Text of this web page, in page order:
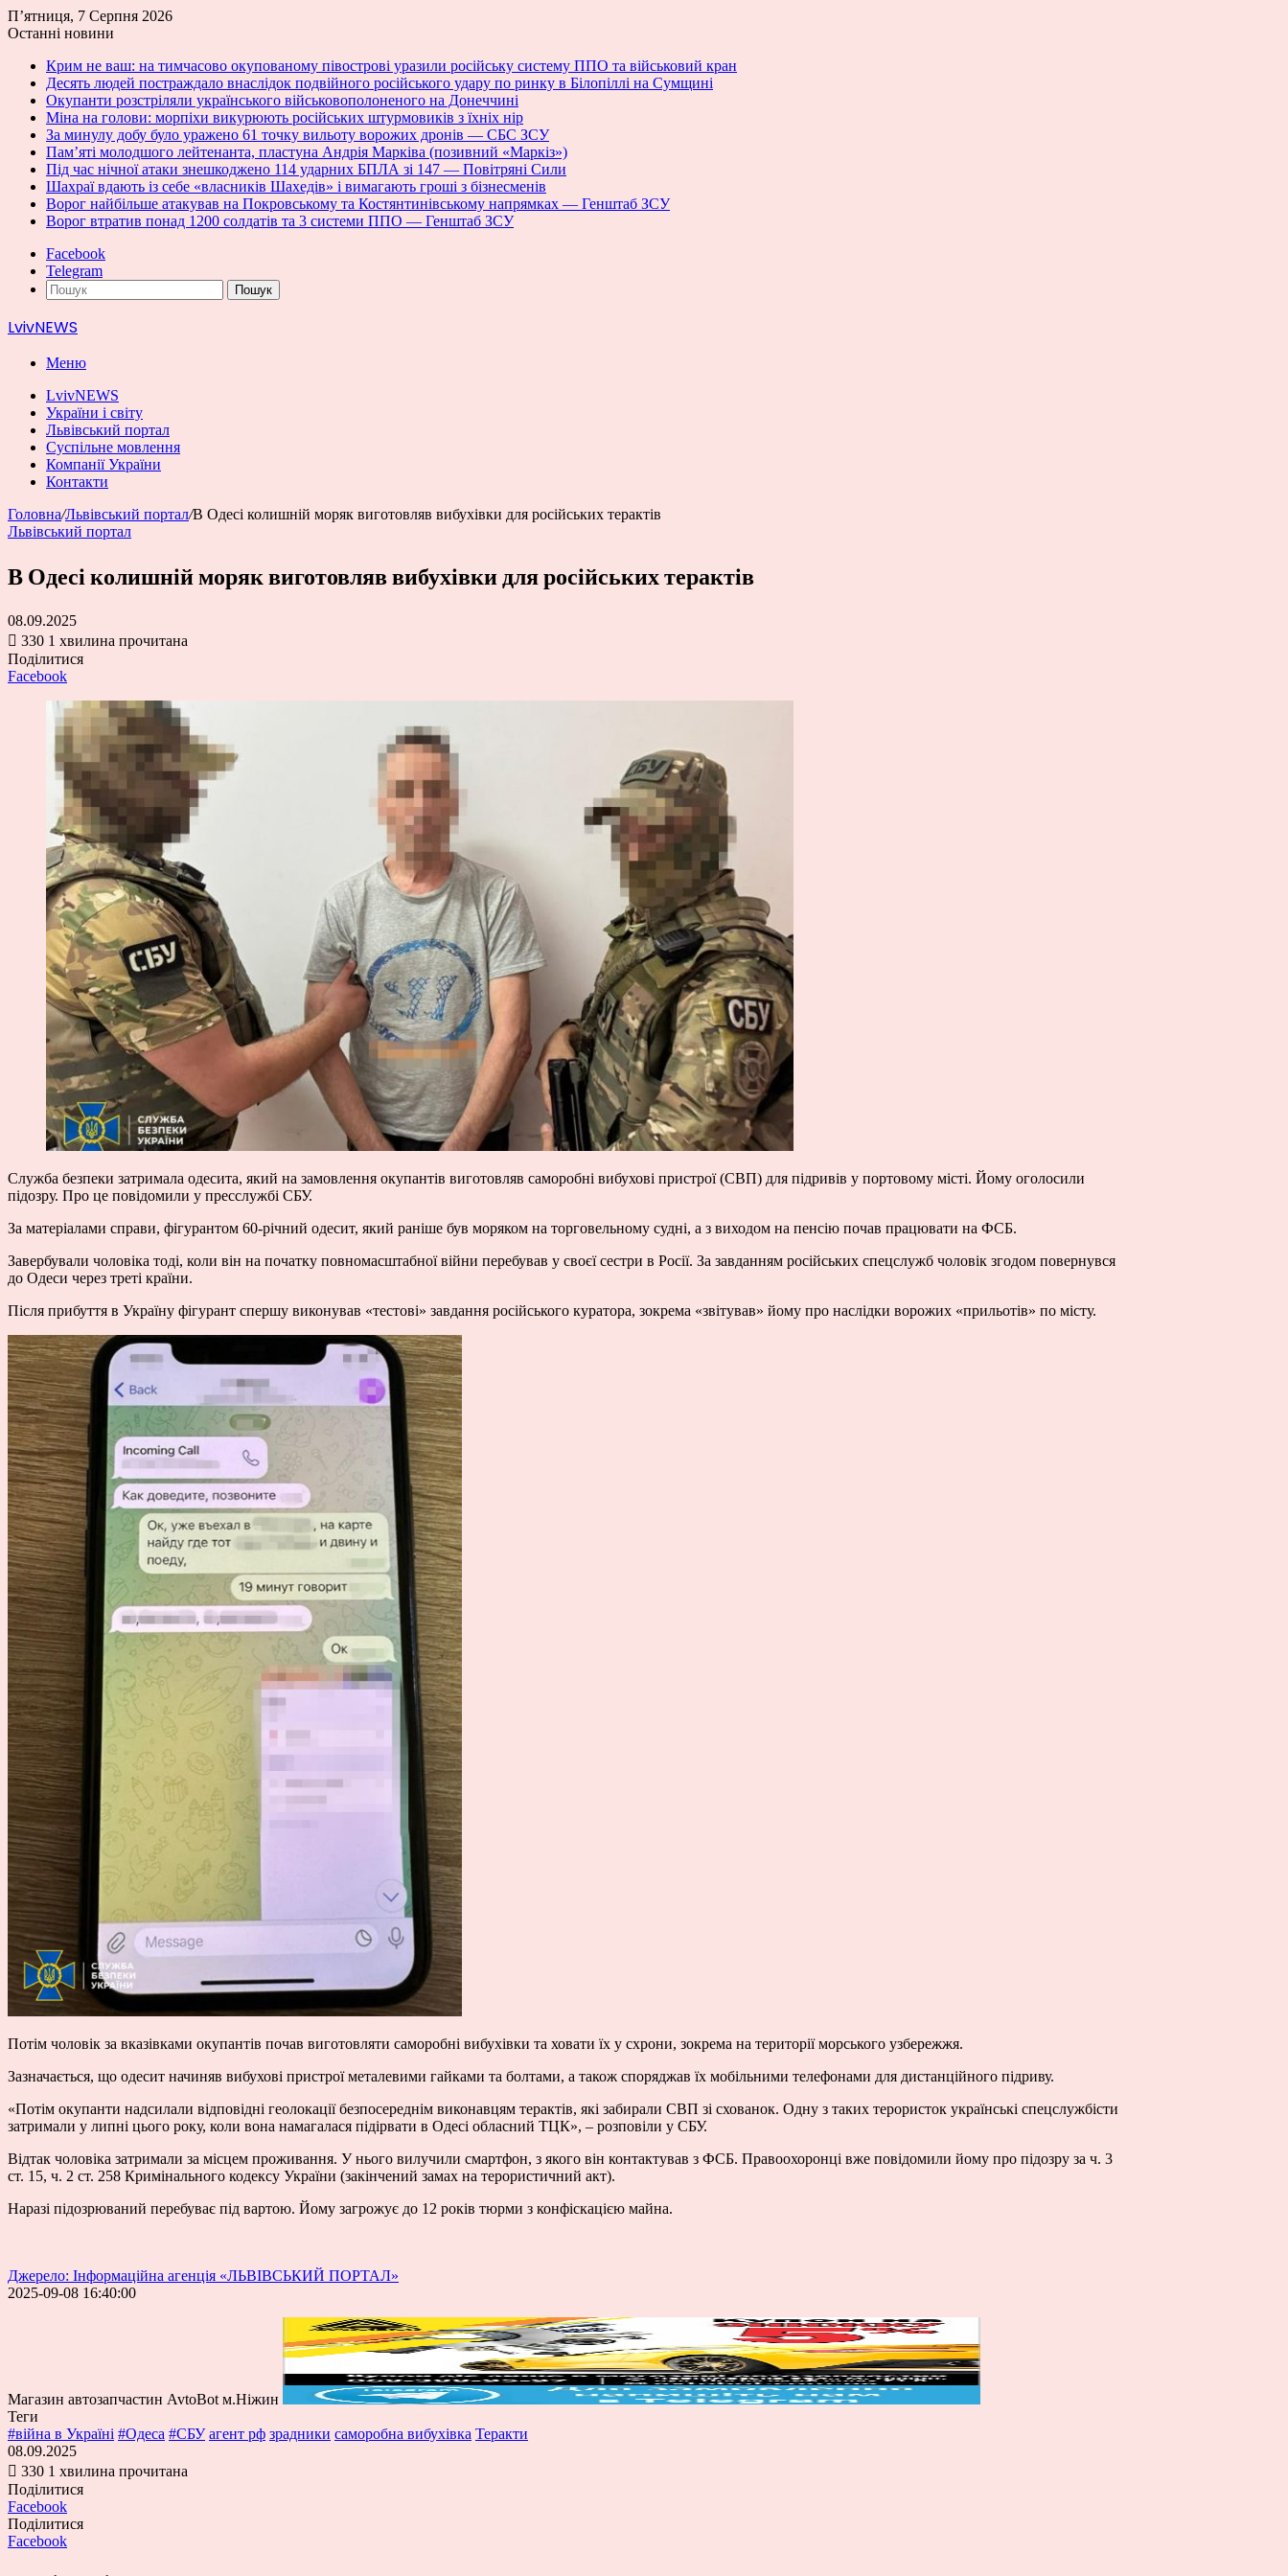
П’ятниця, 7 Серпня 2026
Останні новини
Крим не ваш: на тимчасово окупованому півострові уразили російську систему ППО та військовий кран
Десять людей постраждало внаслідок подвійного російського удару по ринку в Білопіллі на Сумщині
Окупанти розстріляли українського військовополоненого на Донеччині
Міна на голови: морпіхи викурюють російських штурмовиків з їхніх нір
За минулу добу було уражено 61 точку вильоту ворожих дронів — СБС ЗСУ
Пам’яті молодшого лейтенанта, пластуна Андрія Марківа (позивний «Маркіз»)
Під час нічної атаки знешкоджено 114 ударних БПЛА зі 147 — Повітряні Сили
Шахраї вдають із себе «власників Шахедів» і вимагають гроші з бізнесменів
Ворог найбільше атакував на Покровському та Костянтинівському напрямках — Генштаб ЗСУ
Ворог втратив понад 1200 солдатів та 3 системи ППО — Генштаб ЗСУ
Facebook
Telegram
Пошук
LvivNEWS
Меню
LvivNEWS
України і світу
Львівський портал
Суспільне мовлення
Компанії України
Контакти
Головна/Львівський портал/В Одесі колишній моряк виготовляв вибухівки для російських терактів
Львівський портал
В Одесі колишній моряк виготовляв вибухівки для російських терактів
08.09.2025
330 1 хвилина прочитана
Поділитися
Facebook
Служба безпеки затримала одесита, який на замовлення окупантів виготовляв саморобні вибухові пристрої (СВП) для підривів у портовому місті. Йому оголосили
підозру. Про це повідомили у пресслужбі СБУ.
За матеріалами справи, фігурантом 60-річний одесит, який раніше був моряком на торговельному судні, а з виходом на пенсію почав працювати на ФСБ.
Завербували чоловіка тоді, коли він на початку повномасштабної війни перебував у своєї сестри в Росії. За завданням російських спецслужб чоловік згодом повернувся
до Одеси через треті країни.
Після прибуття в Україну фігурант спершу виконував «тестові» завдання російського куратора, зокрема «звітував» йому про наслідки ворожих «прильотів» по місту.
Потім чоловік за вказівками окупантів почав виготовляти саморобні вибухівки та ховати їх у схрони, зокрема на території морського узбережжя.
Зазначається, що одесит начиняв вибухові пристрої металевими гайками та болтами, а також споряджав їх мобільними телефонами для дистанційного підриву.
«Потім окупанти надсилали відповідні геолокації безпосереднім виконавцям терактів, які забирали СВП зі схованок. Одну з таких терористок українські спецслужбісти
затримали у липні цього року, коли вона намагалася підірвати в Одесі обласний ТЦК», – розповіли у СБУ.
Відтак чоловіка затримали за місцем проживання. У нього вилучили смартфон, з якого він контактував з ФСБ. Правоохоронці вже повідомили йому про підозру за ч. 3
ст. 15, ч. 2 ст. 258 Кримінального кодексу України (закінчений замах на терористичний акт).
Наразі підозрюваний перебуває під вартою. Йому загрожує до 12 років тюрми з конфіскацією майна.
Джерело: Інформаційна агенція «ЛЬВІВСЬКИЙ ПОРТАЛ»
2025-09-08 16:40:00
Магазин автозапчастин AvtoBot м.Ніжин
Теги
#війна в Україні #Одеса #СБУ агент рф зрадники саморобна вибухівка Теракти
08.09.2025
330 1 хвилина прочитана
Поділитися
Facebook
Поділитися
Facebook